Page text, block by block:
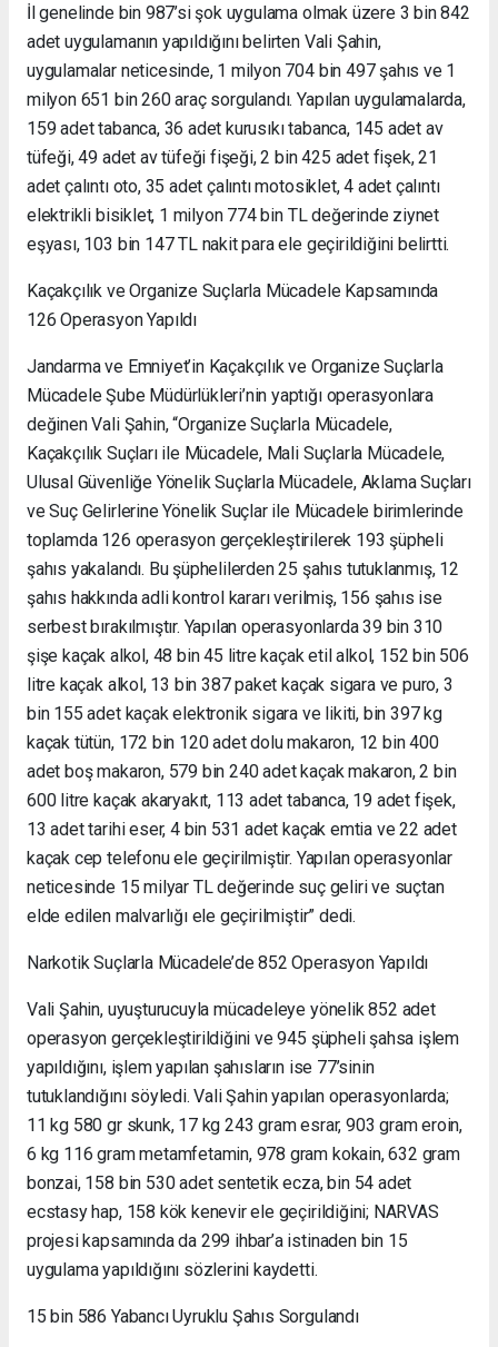
İl genelinde bin 987’si şok uygulama olmak üzere 3 bin 842
adet uygulamanın yapıldığını belirten Vali Şahin,
uygulamalar neticesinde, 1 milyon 704 bin 497 şahıs ve 1
milyon 651 bin 260 araç sorgulandı. Yapılan uygulamalarda,
159 adet tabanca, 36 adet kurusıkı tabanca, 145 adet av
tüfeği, 49 adet av tüfeği fişeği, 2 bin 425 adet fişek, 21
adet çalıntı oto, 35 adet çalıntı motosiklet, 4 adet çalıntı
elektrikli bisiklet, 1 milyon 774 bin TL değerinde ziynet
eşyası, 103 bin 147 TL nakit para ele geçirildiğini belirtti.
Kaçakçılık ve Organize Suçlarla Mücadele Kapsamında
126 Operasyon Yapıldı
Jandarma ve Emniyet’in Kaçakçılık ve Organize Suçlarla
Mücadele Şube Müdürlükleri’nin yaptığı operasyonlara
değinen Vali Şahin, “Organize Suçlarla Mücadele,
Kaçakçılık Suçları ile Mücadele, Mali Suçlarla Mücadele,
Ulusal Güvenliğe Yönelik Suçlarla Mücadele, Aklama Suçları
ve Suç Gelirlerine Yönelik Suçlar ile Mücadele birimlerinde
toplamda 126 operasyon gerçekleştirilerek 193 şüpheli
şahıs yakalandı. Bu şüphelilerden 25 şahıs tutuklanmış, 12
şahıs hakkında adli kontrol kararı verilmiş, 156 şahıs ise
serbest bırakılmıştır. Yapılan operasyonlarda 39 bin 310
şişe kaçak alkol, 48 bin 45 litre kaçak etil alkol, 152 bin 506
litre kaçak alkol, 13 bin 387 paket kaçak sigara ve puro, 3
bin 155 adet kaçak elektronik sigara ve likiti, bin 397 kg
kaçak tütün, 172 bin 120 adet dolu makaron, 12 bin 400
adet boş makaron, 579 bin 240 adet kaçak makaron, 2 bin
600 litre kaçak akaryakıt, 113 adet tabanca, 19 adet fişek,
13 adet tarihi eser, 4 bin 531 adet kaçak emtia ve 22 adet
kaçak cep telefonu ele geçirilmiştir. Yapılan operasyonlar
neticesinde 15 milyar TL değerinde suç geliri ve suçtan
elde edilen malvarlığı ele geçirilmiştir” dedi.
Narkotik Suçlarla Mücadele’de 852 Operasyon Yapıldı
Vali Şahin, uyuşturucuyla mücadeleye yönelik 852 adet
operasyon gerçekleştirildiğini ve 945 şüpheli şahsa işlem
yapıldığını, işlem yapılan şahısların ise 77’sinin
tutuklandığını söyledi. Vali Şahin yapılan operasyonlarda;
11 kg 580 gr skunk, 17 kg 243 gram esrar, 903 gram eroin,
6 kg 116 gram metamfetamin, 978 gram kokain, 632 gram
bonzai, 158 bin 530 adet sentetik ecza, bin 54 adet
ecstasy hap, 158 kök kenevir ele geçirildiğini; NARVAS
projesi kapsamında da 299 ihbar’a istinaden bin 15
uygulama yapıldığını sözlerini kaydetti.
15 bin 586 Yabancı Uyruklu Şahıs Sorgulandı